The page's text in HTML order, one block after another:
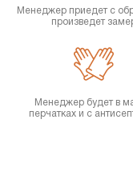
Менеджер приедет с
произведет
Менеджер будет в
перчатках и с